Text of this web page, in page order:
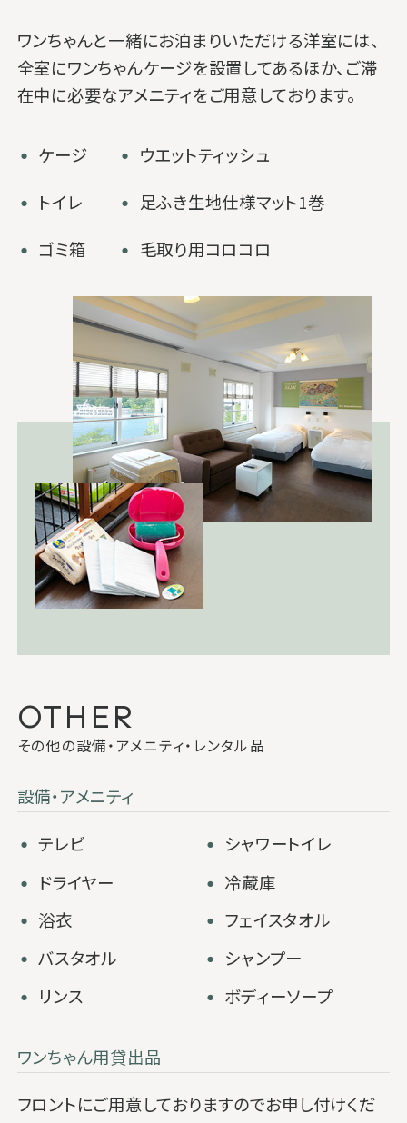
ワンちゃんと一緒にお泊まりいただける洋室には、
全室にワンちゃんケージを設置してあるほか、ご滞
在中に必要なアメニティをご用意しております。
・ ケージ
・ トイレ
・ ゴミ箱
・ ウエットティッシュ
・ 足ふき生地仕様マット1巻
・ 毛取り用コロコロ
OTHER
その他の設備・アメニティ・レンタル品
設備・アメニティ
・ テレビ
・ ドライヤー
・ シャワートイレ
・ 冷蔵庫
・ 浴衣
・ バスタオル
・ フェイスタオル
・ シャンプー
・ リンス ・ ボディーソープ
ワンちゃん用貸出品
フロントにご用意しておりますのでお申し付けくだ